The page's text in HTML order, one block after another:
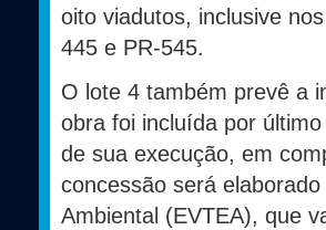
oito viadutos, inclusive
445 e PR-545.
O lote 4 também prevê a
obra foi incluída por
de sua execução, em
concessão será
Ambiental (EVTEA), que